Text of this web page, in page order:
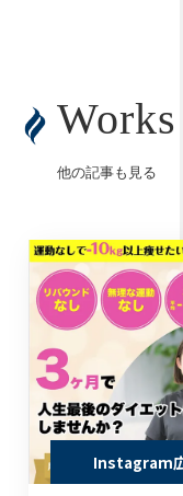
Works
他の記事も見る
Instagram